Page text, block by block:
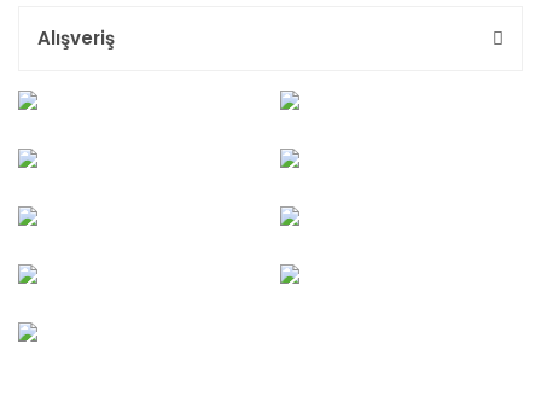
Alışveriş